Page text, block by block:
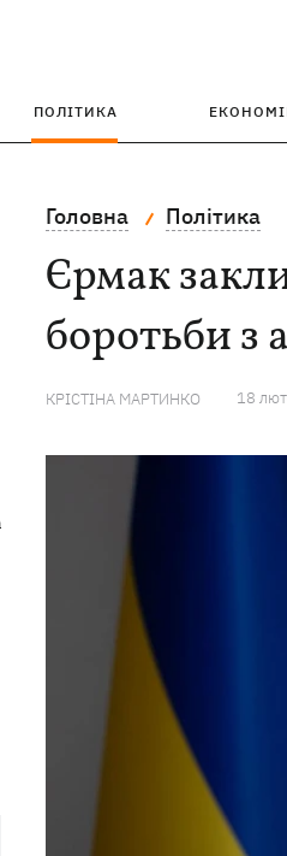
ПОЛІТИКА
Головна Політика
Єрмак
боротьби з
КРІСТІНА МАРТИНКО 18